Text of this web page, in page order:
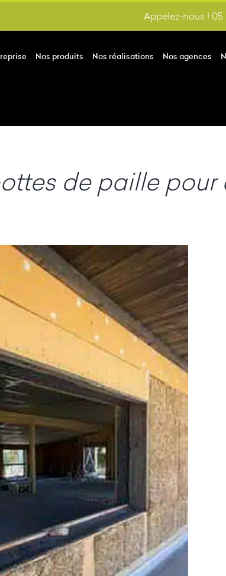
Appelez-nous ! 05
Nos produits Nos réalisations Nos agences
de paille pour